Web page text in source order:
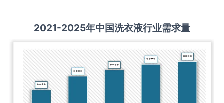
2021-2025年中国洗衣液行业需求量